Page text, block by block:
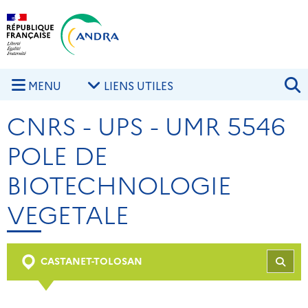
Aller au contenu principal
MENU LIENS UTILES
CNRS - UPS - UMR 5546
POLE DE
BIOTECHNOLOGIE
VEGETALE
CASTANET-TOLOSAN